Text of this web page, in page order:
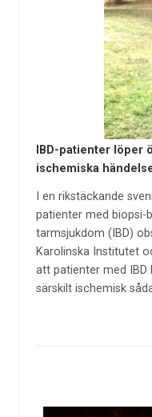
IBD-patienter
ischemiska
I en rikstäckande
patienter med
tarmsjukdom (IBD)
Karolinska Institutet
att patienter med
särskilt ischemisk